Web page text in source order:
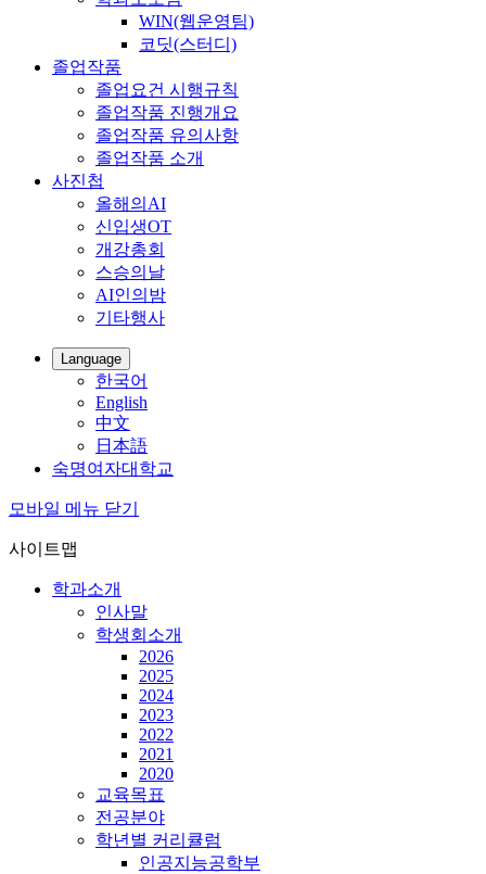
WIN(웹운영팀)
코딧(스터디)
졸업작품
졸업요건 시행규칙
졸업작품 진행개요
졸업작품 유의사항
졸업작품 소개
사진첩
올해의AI
신입생OT
개강총회
스승의날
AI인의밤
기타행사
Language
한국어
English
中文
日本語
숙명여자대학교
모바일 메뉴 닫기
사이트맵
학과소개
인사말
학생회소개
2026
2025
2024
2023
2022
2021
2020
교육목표
전공분야
학년별 커리큘럼
인공지능공학부